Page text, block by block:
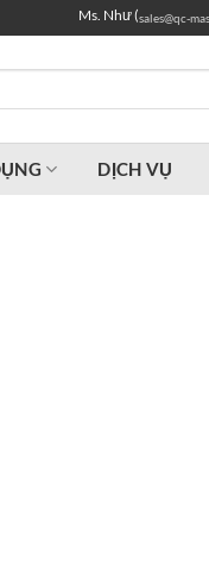
Ms. Như (sales@qc-
DỊCH VỤ